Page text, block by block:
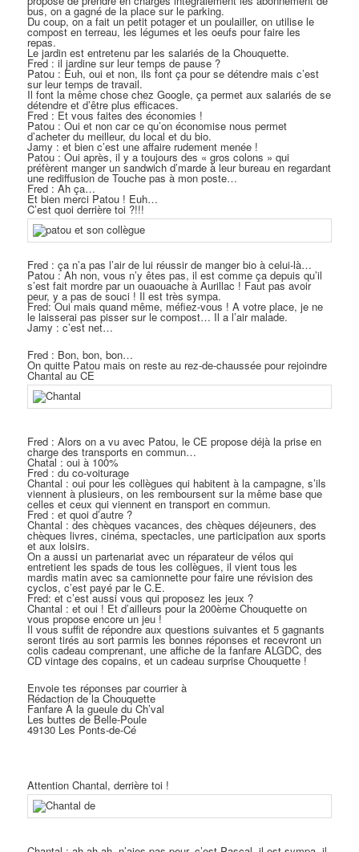
bus, on a gagné de la place sur le parking.
Du coup, on a fait un petit potager et un poulailler, on utilise le
compost en terreau, les légumes et les oeufs pour faire les
repas.
Le jardin est entretenu par les salariés de la Chouquette.
Fred : il jardine sur leur temps de pause ?
Patou : Euh, oui et non, ils font ça pour se détendre mais c’est
sur leur temps de travail.
Il font la même chose chez Google, ça permet aux salariés de se
détendre et d’être plus efficaces.
Fred : Et vous faites des économies !
Patou : Oui et non car ce qu’on économise nous permet
d’acheter du meilleur, du local et du bio.
Jamy : et bien c’est une affaire rudement menée !
Patou : Oui après, il y a toujours des « gros colons » qui
préfèrent manger un sandwich d’marde à leur bureau en regardant
une rediffusion de Touche pas à mon poste…
Fred : Ah ça…
Et bien merci Patou ! Euh…
C’est quoi derrière toi ?!!!
Fred : ça n’a pas l’air de lui réussir de manger bio à celui-là…
Patou : Ah non, vous n’y êtes pas, il est comme ça depuis qu’il
s’est fait mordre par un ouaouache à Aurillac ! Faut pas avoir
peur, y a pas de souci ! Il est très sympa.
Fred: Oui mais quand même, méfiez-vous ! A votre place, je ne
le laisserai pas pisser sur le compost… Il a l’air malade.
Jamy : c’est net…
Fred : Bon, bon, bon…
On quitte Patou mais on reste au rez-de-chaussée pour rejoindre
Chantal au CE
Fred : Alors on a vu avec Patou, le CE propose déjà la prise en
charge des transports en commun…
Chatal : oui à 100%
Fred : du co-voiturage
Chantal : oui pour les collègues qui habitent à la campagne, s’ils
viennent à plusieurs, on les remboursent sur la même base que
celles et ceux qui viennent en transport en commun.
Fred : et quoi d’autre ?
Chantal : des chèques vacances, des chèques déjeuners, des
chèques livres, cinéma, spectacles, une participation aux sports
et aux loisirs.
On a aussi un partenariat avec un réparateur de vélos qui
entretient les spads de tous les collègues, il vient tous les
mardis matin avec sa camionnette pour faire une révision des
cyclos, c’est payé par le C.E.
Fred: et c’est aussi vous qui proposez les jeux ?
Chantal : et oui ! Et d’ailleurs pour la 200ème Chouquette on
vous propose encore un jeu !
Il vous suffit de répondre aux questions suivantes et 5 gagnants
seront tirés au sort parmis les bonnes réponses et recevront un
colis cadeau comprenant, une affiche de la fanfare ALGDC, des
CD vintage des copains, et un cadeau surprise Chouquette !
Envoie tes réponses par courrier à
Rédaction de la Chouquette
Fanfare À la gueule du Ch’val
Les buttes de Belle-Poule
49130 Les Ponts-de-Cé
Attention Chantal, derrière toi !